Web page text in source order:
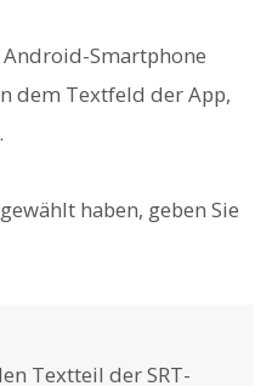
Smartphone
dem Textfeld der App,
haben, geben Sie
Textteil der SRT-